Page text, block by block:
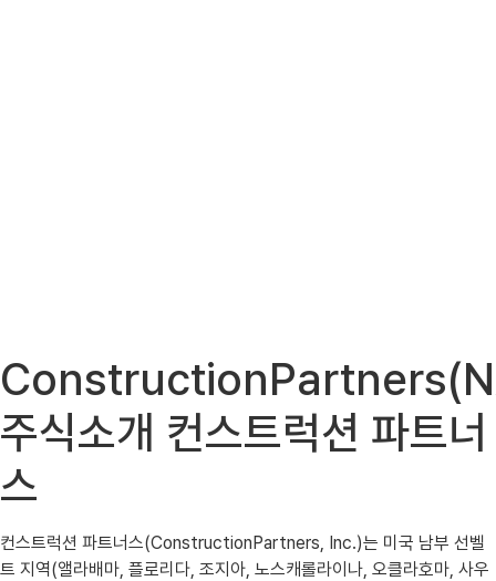
주식소개 컨스트럭션 파트너
스
컨스트럭션 파트너스(ConstructionPartners, Inc.)는 미국 남부 선벨
트 지역(앨라배마, 플로리다, 조지아, 노스캐롤라이나, 오클라호마, 사우